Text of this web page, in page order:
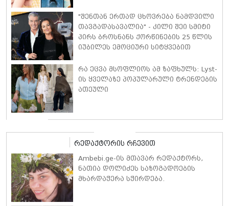
"შენთან ერთად ცხოვრება ნამდვილი
თავგადასავალია" - კილი შეი სმიტი
პირს ბროსნანს ქორწინების 25 წლის
იუბილეს ემოციური სიტყვებით
რა ეცვა მსოფლიოს ამ ზაფხულს: Lyst-
ის ყველაზე პოპულარული ტრენდების
ათეული
რედაქტორის რჩევით
Ambebi.ge-ის მთავარ რედაქტორს,
ნათია დოლიძეს საზოგადოების
მხარდაჭერა სჭირდება.